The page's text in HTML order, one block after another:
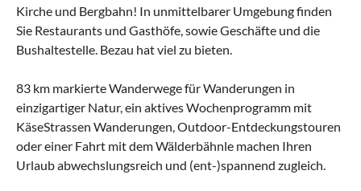
Kirche und Bergbahn! In unmittelbarer Umgebung finden
Sie Restaurants und Gasthöfe, sowie Geschäfte und die
Bushaltestelle. Bezau hat viel zu bieten.
83 km markierte Wanderwege für Wanderungen in
einzigartiger Natur, ein aktives Wochenprogramm mit
KäseStrassen Wanderungen, Outdoor-Entdeckungstouren
oder einer Fahrt mit dem Wälderbähnle machen Ihren
Urlaub abwechslungsreich und (ent-)spannend zugleich.